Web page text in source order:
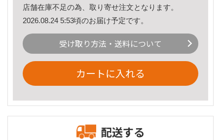
店舗在庫不足の為、取り寄せ注文となります。
2026.08.24 5:53頃のお届け予定です。
受け取り方法・送料について
カートに入れる
配送する